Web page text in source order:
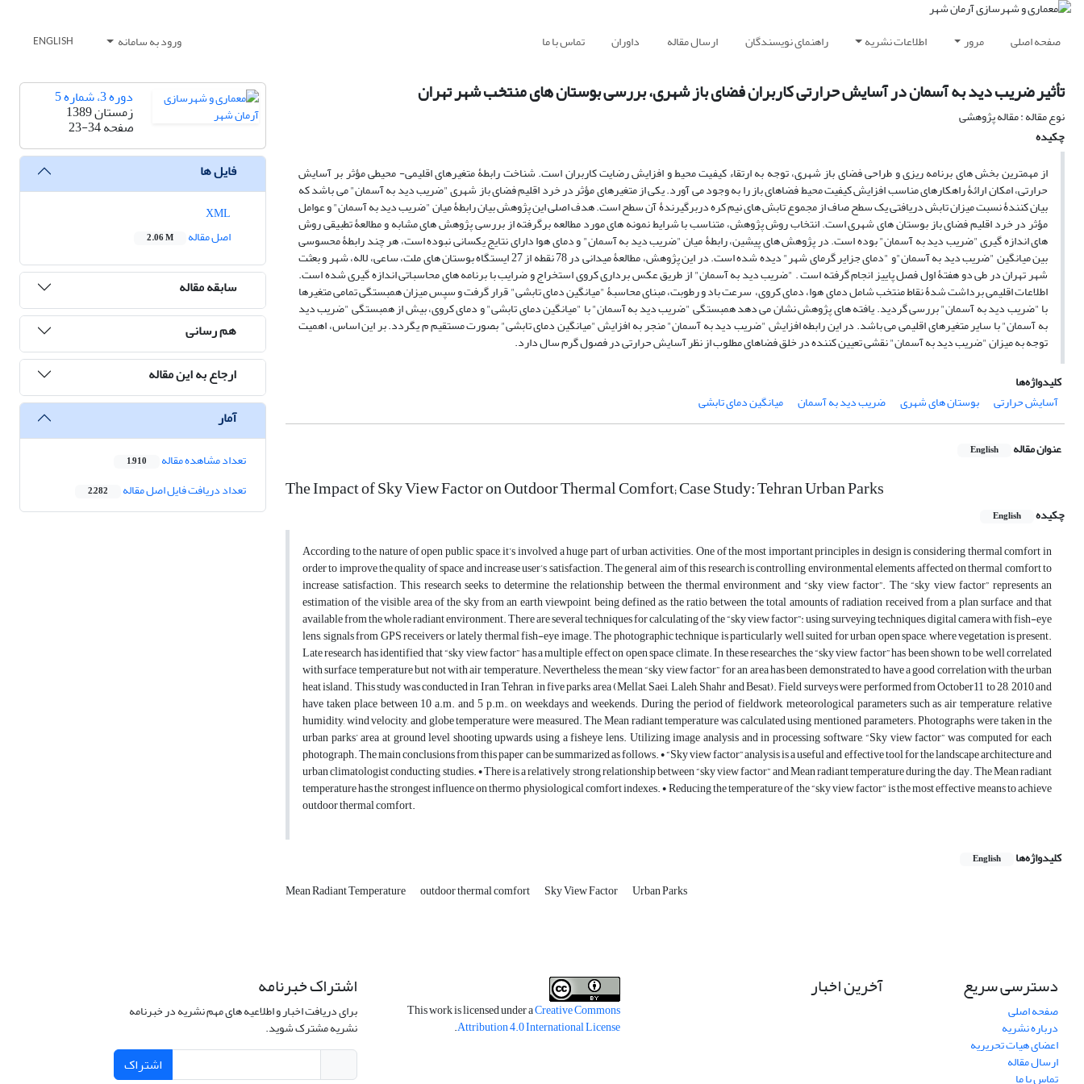
صفحه اصلی مرور اطلاعات نشریه راهنمای نویسندگان ارسال مقاله داوران تماس با ما ورود به سامانه ENGLISH
تأثیر ضریب دید به آسمان در آسایش حرارتی کاربران فضای باز شهری، بررسی بوستان های منتخب شهر تهران
نوع مقاله : مقاله پژوهشی
چکیده
از مهمترین بخش های برنامه ریزی و طراحی فضای باز شهری، توجه به ارتقاء کیفیت محیط و افزایش رضایت کاربران است. شناخت رابطۀ متغیرهای اقلیمی- محیطی مؤثر بر آسایش
حرارتی، امکان ارائۀ راهکارهای مناسب افزایش کیفیت محیط فضاهای باز را به وجود می آورد. یکی از متغیرهای مؤثر در خرد اقلیم فضای باز شهری "ضریب دید به آسمان" می باشد که
بیان کنندۀ نسبت میزان تابش دریافتی یک سطح صاف از مجموع تابش های نیم کره دربرگیرندۀ آن سطح است. هدف اصلی این پژوهش بیان رابطۀ میان "ضریب دید به آسمان" و عوامل
مؤثر در خرد اقلیم فضای باز بوستان های شهری است. انتخاب روش پژوهش، متناسب با شرایط نمونه های مورد مطالعه برگرفته از بررسی پژوهش های مشابه و مطالعۀ تطبیقی روش
های اندازه گیری "ضریب دید به آسمان" بوده است. در پژوهش های پیشین، رابطۀ میان "ضریب دید به آسمان" و دمای هوا دارای نتایج یکسانی نبوده است، هر چند رابطۀ محسوسی
بین میانگین "ضریب دید به آسمان"و "دمای جزایر گرمای شهر" دیده شده است. در این پژوهش، مطالعۀ میدانی در 78 نقطه از 27 ایستگاه بوستان های ملت، ساعی، لاله، شهر و بعثت
شهر تهران در طی دو هفتۀ اول فصل پاییز انجام گرفته است . "ضریب دید به آسمان" از طریق عکس برداری کروی استخراج و ضرایب با برنامه های محاسباتی اندازه گیری شده است.
اطلاعات اقلیمی برداشت شدۀ نقاط منتخب شامل دمای هوا، دمای کروی، سرعت باد و رطوبت، مبنای محاسبۀ "میانگین دمای تابشی" قرار گرفت و سپس میزان همبستگی تمامی متغیرها
با "ضریب دید به آسمان" بررسی گردید. یافته های پژوهش نشان می دهد همبستگی "ضریب دید به آسمان" با "میانگین دمای تابشی" و دمای کروی، بیش از همبستگی "ضریب دید
به آسمان" با سایر متغیرهای اقلیمی می باشد. در این رابطه افزایش "ضریب دید به آسمان" منجر به افزایش "میانگین دمای تابشی" بصورت مستقیم م یگردد. بر این اساس، اهمیت
توجه به میزان "ضریب دید به آسمان" نقشی تعیین کننده در خلق فضاهای مطلوب از نظر آسایش حرارتی در فصول گرم سال دارد.
کلیدواژه‌ها
آسایش حرارتی
بوستان های شهری ضریب دید به آسمان میانگین دمای تابشی
عنوان مقاله English
The Impact of Sky View Factor on Outdoor Thermal Comfort; Case Study: Tehran Urban Parks
چکیده English
According to the nature of open public space, it’s involved a huge part of urban activities. One of the most important principles in design is considering thermal comfort in
order to improve the quality of space and increase user’s satisfaction. The general aim of this research is controlling environmental elements affected on thermal comfort to
increase satisfaction. This research seeks to determine the relationship between the thermal environment and “sky view factor”. The “sky view factor” represents an
estimation of the visible area of the sky from an earth viewpoint, being defined as the ratio between the total amounts of radiation received from a plan surface and that
available from the whole radiant environment. There are several techniques for calculating of the “sky view factor”: using surveying techniques, digital camera with fish-eye
lens, signals from GPS receivers or lately thermal fish-eye image. The photographic technique is particularly well suited for urban open space, where vegetation is present.
Late research has identified that “sky view factor” has a multiple effect on open space climate. In these researches, the “sky view factor” has been shown to be well correlated
with surface temperature but not with air temperature. Nevertheless, the mean “sky view factor” for an area has been demonstrated to have a good correlation with the urban
heat island. This study was conducted in Iran, Tehran, in five parks area (Mellat, Saei, Laleh, Shahr and Besat). Field surveys were performed from October11 to 28, 2010 and
have taken place between 10 a.m. and 5 p.m., on weekdays and weekends. During the period of fieldwork, meteorological parameters such as air temperature, relative
humidity, wind velocity, and globe temperature were measured. The Mean radiant temperature was calculated using mentioned parameters. Photographs were taken in the
urban parks’ area at ground level shooting upwards using a fisheye lens. Utilizing image analysis and in processing software, “Sky view factor” was computed for each
photograph. The main conclusions from this paper can be summarized as follows. • “Sky view factor” analysis is a useful and effective tool for the landscape architecture and
urban climatologist conducting studies. • There is a relatively strong relationship between “sky view factor” and Mean radiant temperature during the day. The Mean radiant
temperature has the strongest influence on thermo physiological comfort indexes. • Reducing the temperature of the “sky view factor” is the most effective means to achieve
outdoor thermal comfort.
کلیدواژه‌ها English
Mean Radiant Temperature outdoor thermal comfort Sky View Factor Urban Parks
دوره 3، شماره 5
زمستان 1389
صفحه23-34
فایل ها
اصل مقاله
2.06 M
سابقه مقاله
هم رسانی
ارجاع به این مقاله
آمار
تعداد مشاهده مقاله 1,910
تعداد دریافت فایل اصل مقاله 2,282
دسترسی سریع
صفحه اصلی
درباره نشریه
اعضای هیات تحریریه
ارسال مقاله
تماس با ما
آخرین اخبار
This work is licensed under aCreative Commons
Attribution 4.0 International License
.
اشتراک خبرنامه
برای دریافت اخبار و اطلاعیه های مهم نشریه در خبرنامه
نشریه مشترک شوید.
اشتراک